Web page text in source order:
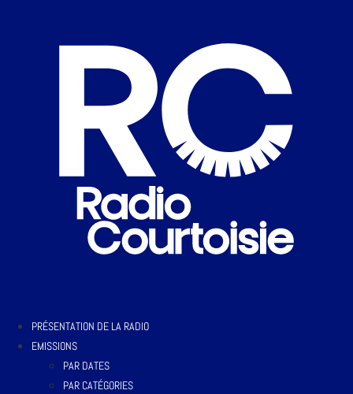
PRÉSENTATION DE LA RADIO
EMISSIONS
PAR DATES
PAR CATÉGORIES